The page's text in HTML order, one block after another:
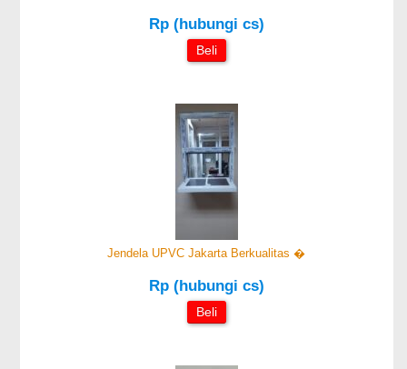
Rp (hubungi cs)
Beli
Jendela UPVC Jakarta Berkualitas �
Rp (hubungi cs)
Beli